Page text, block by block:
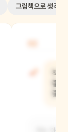
그림책으로 생각해
책
좋
좋